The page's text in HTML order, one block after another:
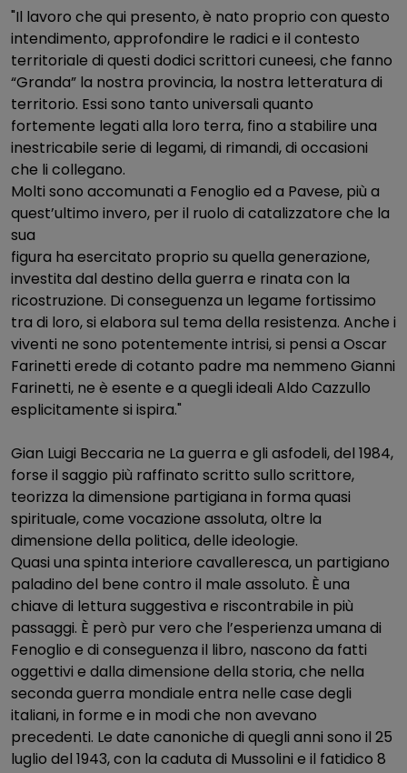
"Il lavoro che qui presento, è nato proprio con questo
intendimento, approfondire le radici e il contesto
territoriale di questi dodici scrittori cuneesi, che fanno
“Granda” la nostra provincia, la nostra letteratura di
territorio. Essi sono tanto universali quanto
fortemente legati alla loro terra, fino a stabilire una
inestricabile serie di legami, di rimandi, di occasioni
che li collegano.
Molti sono accomunati a Fenoglio ed a Pavese, più a
quest’ultimo invero, per il ruolo di catalizzatore che la
sua
figura ha esercitato proprio su quella generazione,
investita dal destino della guerra e rinata con la
ricostruzione. Di conseguenza un legame fortissimo
tra di loro, si elabora sul tema della resistenza. Anche i
viventi ne sono potentemente intrisi, si pensi a Oscar
Farinetti erede di cotanto padre ma nemmeno Gianni
Farinetti, ne è esente e a quegli ideali Aldo Cazzullo
esplicitamente si ispira."
Gian Luigi Beccaria ne La guerra e gli asfodeli, del 1984,
forse il saggio più raffinato scritto sullo scrittore,
teorizza la dimensione partigiana in forma quasi
spirituale, come vocazione assoluta, oltre la
dimensione della politica, delle ideologie.
Quasi una spinta interiore cavalleresca, un partigiano
paladino del bene contro il male assoluto. È una
chiave di lettura suggestiva e riscontrabile in più
passaggi. È però pur vero che l’esperienza umana di
Fenoglio e di conseguenza il libro, nascono da fatti
oggettivi e dalla dimensione della storia, che nella
seconda guerra mondiale entra nelle case degli
italiani, in forme e in modi che non avevano
precedenti. Le date canoniche di quegli anni sono il 25
luglio del 1943, con la caduta di Mussolini e il fatidico 8